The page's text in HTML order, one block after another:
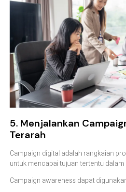
5. Menjalankan
Terarah
Campaign digital adalah rangkaian
untuk mencapai tujuan tertentu
Campaign awareness dapat